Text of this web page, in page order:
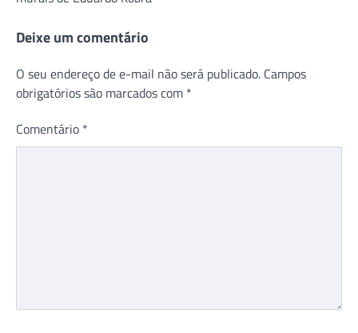
Post
Deixe um comentário
O seu endereço de e-mail não será publicado. Campos
obrigatórios são marcados com *
Comentário *